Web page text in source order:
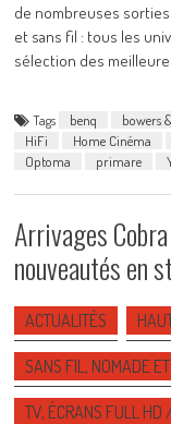
de nombreuses sorties
et sans fil : tous les
sélection des
Tags benq bowers
HiFi
Home Cinéma
Optoma
primare
Arrivages
nouveautés en
ACTUALITÉS
SANS FIL, NOMADE
TV, ÉCRANS FULL